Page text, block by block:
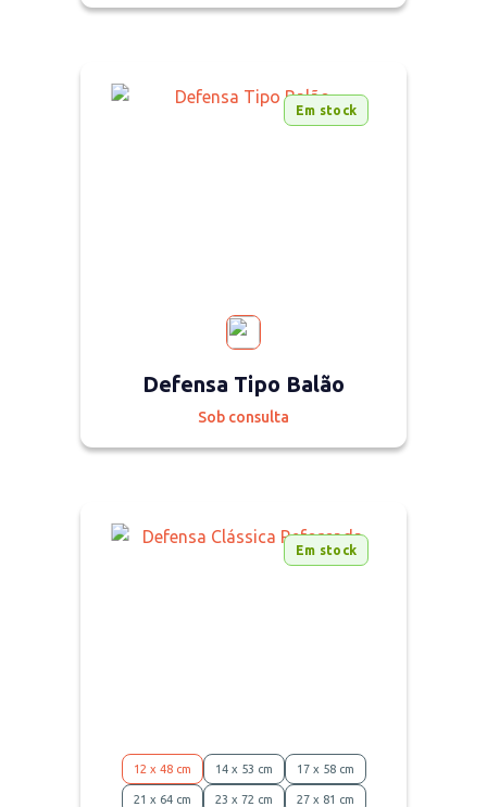
Em stock
Defensa Tipo Balão
Sob consulta
Em stock
12 x 48 cm 14 x 53 cm 17 x 58 cm
21 x 64 cm 23 x 72 cm 27 x 81 cm